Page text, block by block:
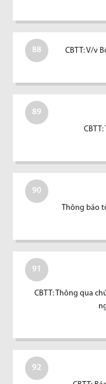
88 CBTT: V/v
89
90
Thông báo
91
CBTT: Thông qua
92